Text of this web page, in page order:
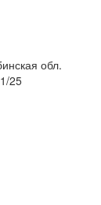
обл.
25